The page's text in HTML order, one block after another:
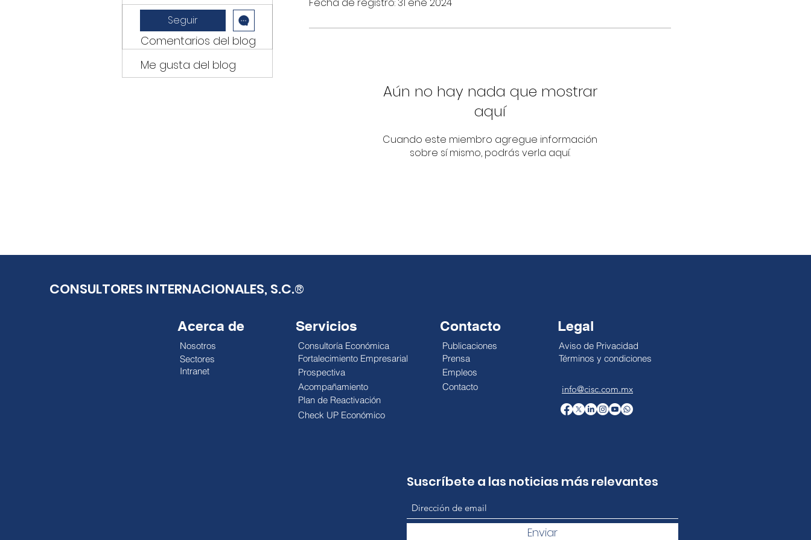
Aún no hay nada que mostrar
aquí
Cuando este miembro agregue información
sobre sí mismo, podrás verla aquí.
Seguir
Comentarios del blog
Me gusta del blog
CONSULTORES INTERNACIONALES, S.C.®
Acerca de
Nosotros
Sectores
Servicios
Consultoría Económica
Fortalecimiento Empresarial
Prospectiva
Acompañamiento
Plan de Reactivación
Contacto
Publicaciones
Prensa
Legal
Aviso de Privacidad
Términos y condiciones
Empleos
Contacto
Check UP Económico
info@cisc.com.mx
Intranet
Suscríbete a las noticias más relevantes
Enviar